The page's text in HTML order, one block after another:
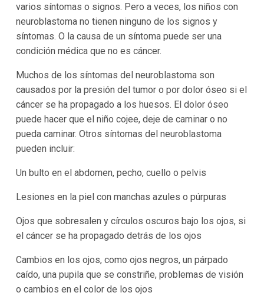
varios síntomas o signos. Pero a veces, los niños con
neuroblastoma no tienen ninguno de los signos y
síntomas. O la causa de un síntoma puede ser una
condición médica que no es cáncer.
Muchos de los síntomas del neuroblastoma son
causados por la presión del tumor o por dolor óseo si el
cáncer se ha propagado a los huesos. El dolor óseo
puede hacer que el niño cojee, deje de caminar o no
pueda caminar. Otros síntomas del neuroblastoma
pueden incluir:
Un bulto en el abdomen, pecho, cuello o pelvis
Lesiones en la piel con manchas azules o púrpuras
Ojos que sobresalen y círculos oscuros bajo los ojos, si
el cáncer se ha propagado detrás de los ojos
Cambios en los ojos, como ojos negros, un párpado
caído, una pupila que se constriñe, problemas de visión
o cambios en el color de los ojos